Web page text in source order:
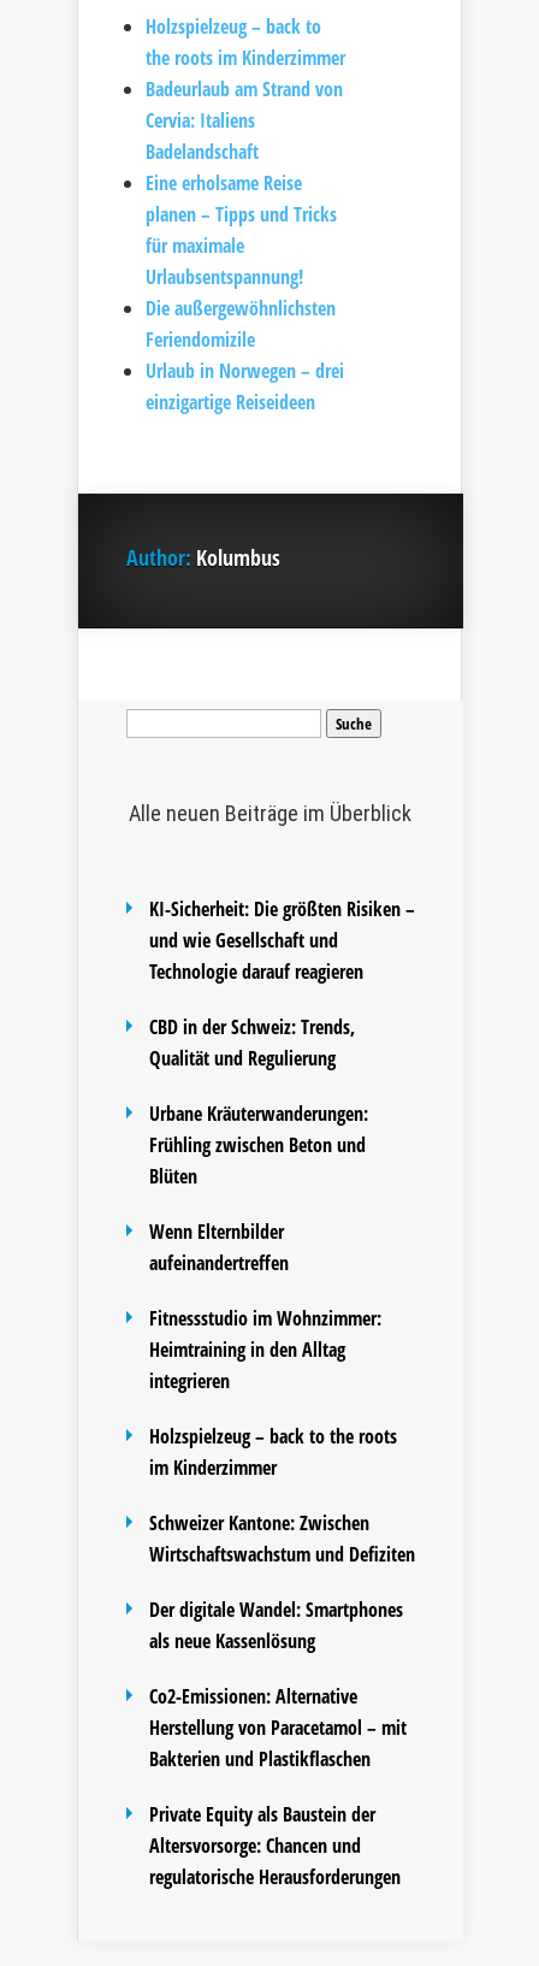
Holzspielzeug – back to
the roots im Kinderzimmer
Badeurlaub am Strand von
Cervia: Italiens
Badelandschaft
Eine erholsame Reise
planen – Tipps und Tricks
für maximale
Urlaubsentspannung!
Die außergewöhnlichsten
Feriendomizile
Urlaub in Norwegen – drei
einzigartige Reiseideen
Author: Kolumbus
Suche
Alle neuen Beiträge im Überblick
KI-Sicherheit: Die größten Risiken –
und wie Gesellschaft und
Technologie darauf reagieren
CBD in der Schweiz: Trends,
Qualität und Regulierung
Urbane Kräuterwanderungen:
Frühling zwischen Beton und
Blüten
Wenn Elternbilder
aufeinandertreffen
Fitnessstudio im Wohnzimmer:
Heimtraining in den Alltag
integrieren
Holzspielzeug – back to the roots
im Kinderzimmer
Schweizer Kantone: Zwischen
Wirtschaftswachstum und Defiziten
Der digitale Wandel: Smartphones
als neue Kassenlösung
Co2-Emissionen: Alternative
Herstellung von Paracetamol – mit
Bakterien und Plastikflaschen
Private Equity als Baustein der
Altersvorsorge: Chancen und
regulatorische Herausforderungen